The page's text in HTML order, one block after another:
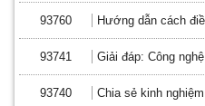
93760 Hướng dẫn cách
93741 Giải đáp: Công
93740 Chia sẻ kinh